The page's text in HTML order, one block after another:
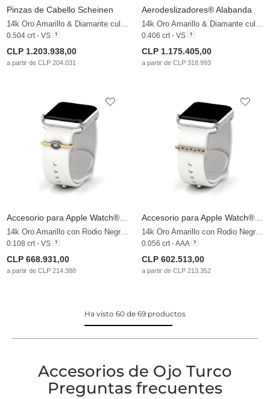
Pinzas de Cabello Scheinen
14k Oro Amarillo & Diamante cultivado en laboratorio
0.504 crt - VS
CLP 1.203.938,00
a partir de CLP 204.031
Aerodeslizadores® Alabanda
14k Oro Amarillo & Diamante cultivado en laboratorio
0.406 crt - VS
CLP 1.175.405,00
a partir de CLP 318.993
14k Oro Amarillo con Rodio Negro & Diamante cultivado en laboratorio
0.108 crt - VS
CLP 668.931,00
a partir de CLP 214.388
14k Oro Amarillo con Rodio Negro & Diamante Negro
0.056 crt - AAA
CLP 602.513,00
a partir de CLP 213.352
Ha visto 60 de 69 productos
Accesorios de Ojo Turco
Preguntas frecuentes